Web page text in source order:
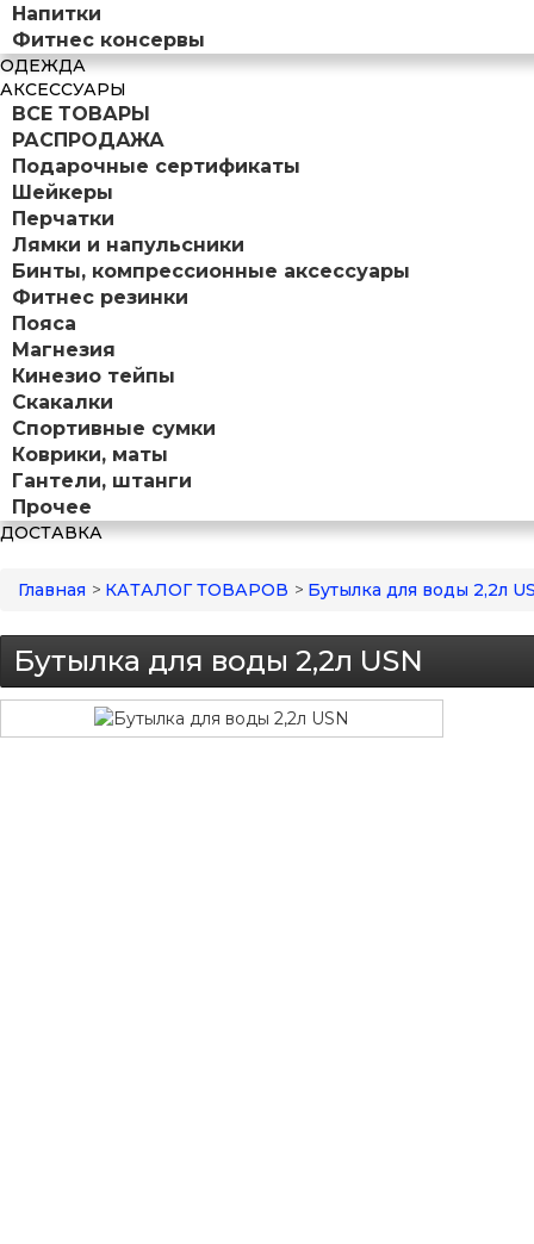
Напитки
Фитнес консервы
ОДЕЖДА
АКСЕССУАРЫ
ВСЕ ТОВАРЫ
РАСПРОДАЖА
Подарочные сертификаты
Шейкеры
Перчатки
Лямки и напульсники
Бинты, компрессионные аксессуары
Фитнес резинки
Пояса
Магнезия
Кинезио тейпы
Скакалки
Спортивные сумки
Коврики, маты
Гантели, штанги
Прочее
ДОСТАВКА
Главная > КАТАЛОГ ТОВАРОВ > Бутылка для воды 2,2л
Бутылка для воды 2,2л USN